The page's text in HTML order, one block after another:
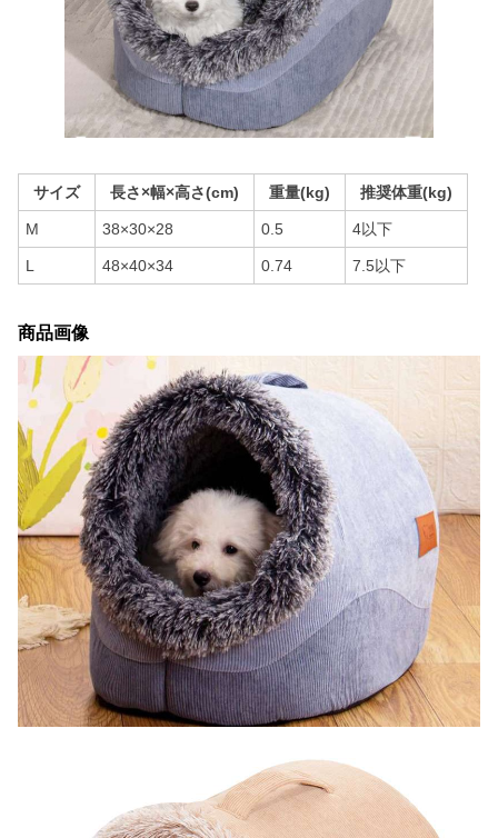
サイズ 長さ×幅×高さ(cm) 重量(kg) 推奨体重(kg)
M 38×30×28 0.5 4以下
L 48×40×34 0.74 7.5以下
商品画像